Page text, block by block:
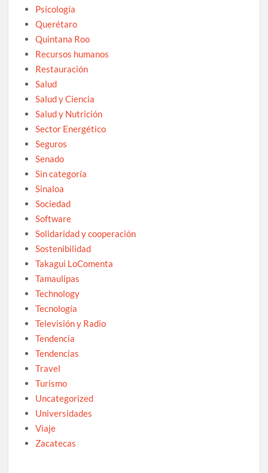
Psicología
Querétaro
Quintana Roo
Recursos humanos
Restauración
Salud
Salud y Ciencia
Salud y Nutrición
Sector Energético
Seguros
Senado
Sin categoría
Sinaloa
Sociedad
Software
Solidaridad y cooperación
Sostenibilidad
Takagui LoComenta
Tamaulipas
Technology
Tecnología
Televisión y Radio
Tendencia
Tendencias
Travel
Turismo
Uncategorized
Universidades
Viaje
Zacatecas